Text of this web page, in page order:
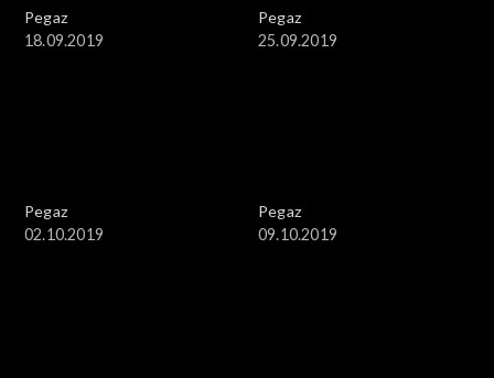
Pegaz
18.09.2019
Pegaz
25.09.2019
Pegaz
02.10.2019
Pegaz
09.10.2019